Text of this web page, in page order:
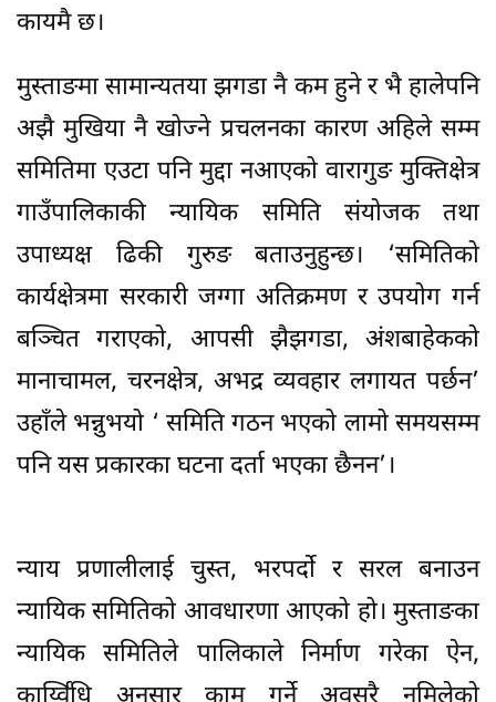
कायमै छ।
मुस्ताङमा सामान्यतया झगडा नै कम हुने र भै हालेपनि
अझै मुखिया नै खोज्ने प्रचलनका कारण अहिले सम्म
समितिमा एउटा पनि मुद्दा नआएको वारागुङ मुक्तिक्षेत्र
गाउँपालिकाकी न्यायिक समिति संयोजक तथा
उपाध्यक्ष ढिकी गुरुङ बताउनुहुन्छ। ‘समितिको
कार्यक्षेत्रमा सरकारी जग्गा अतिक्रमण र उपयोग गर्न
बञ्चित गराएको, आपसी झैझगडा, अंशबाहेकको
मानाचामल, चरनक्षेत्र, अभद्र व्यवहार लगायत पर्छन’
उहाँले भन्नुभयो ‘ समिति गठन भएको लामो समयसम्म
पनि यस प्रकारका घटना दर्ता भएका छैनन’।
न्याय प्रणालीलाई चुस्त, भरपर्दो र सरल बनाउन
न्यायिक समितिको आवधारणा आएको हो। मुस्ताङका
न्यायिक समितिले पालिकाले निर्माण गरेका ऐन,